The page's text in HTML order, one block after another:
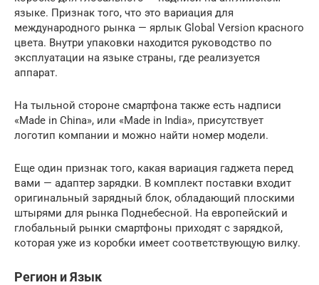
языке. Признак того, что это вариация для
международного рынка — ярлык Global Version красного
цвета. Внутри упаковки находится руководство по
эксплуатации на языке страны, где реализуется
аппарат.
На тыльной стороне смартфона также есть надписи
«Made in China», или «Made in India», присутствует
логотип компании и можно найти номер модели.
Еще один признак того, какая вариация гаджета перед
вами — адаптер зарядки. В комплект поставки входит
оригинальный зарядный блок, обладающий плоскими
штырями для рынка Поднебесной. На европейский и
глобальный рынки смартфоны приходят с зарядкой,
которая уже из коробки имеет соответствующую вилку.
Регион и Язык